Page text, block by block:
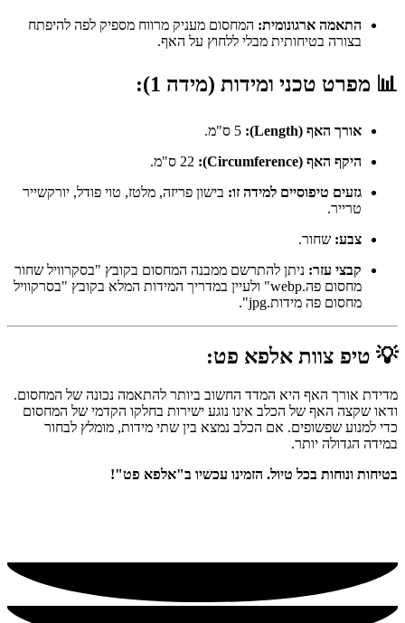
התאמה ארגונומית: המחסום מעניק מרווח מספיק לפה להיפתח
בצורה בטיחותית מבלי ללחוץ על האף.
📊 מפרט טכני ומידות (מידה 1):
אורך האף (Length):
היקף האף (Circumference):
גזעים טיפוסיים למידה זו: בישון פריזה, מלטז, טוי פודל, יורקשייר
טרייר.
צבע: שחור.
קבצי עזר: ניתן להתרשם ממבנה המחסום בקובץ "בסקרוויל שחור
מחסום פה.webp" ולעיין במדריך המידות המלא בקובץ "בסרקוויל
מחסום פה מידות.jpg".
💡 טיפ צוות אלפא פט:
מדידת אורך האף היא המדד החשוב ביותר להתאמה נכונה של המחסום.
ודאו שקצה האף של הכלב אינו נוגע ישירות בחלקו הקדמי של המחסום
כדי למנוע שפשופים. אם הכלב נמצא בין שתי מידות, מומלץ לבחור
במידה הגדולה יותר.
בטיחות ונוחות בכל טיול. הזמינו עכשיו ב"אלפא פט"!